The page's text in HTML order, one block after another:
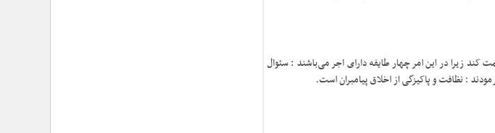
زیرا در این امر چهار طایفه دارای اجر می‌باشند : سئوال
: نظافت و پاکیزگی از اخلاق پیامبران است.